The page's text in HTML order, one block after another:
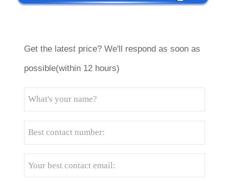
Get the latest price? We'll respond as soon as
possible(within 12 hours)